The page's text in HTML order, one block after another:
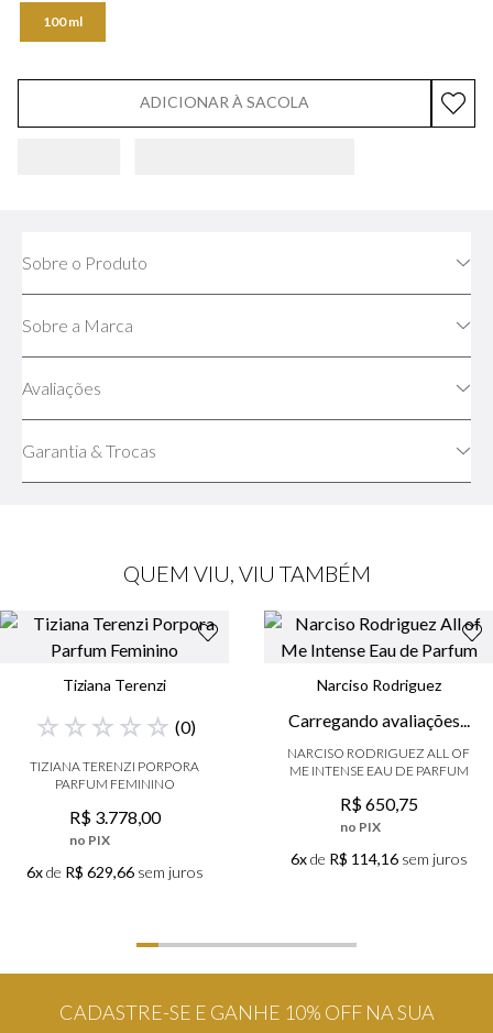
100 ml
ADICIONAR À SACOLA
Sobre o Produto
Sobre a Marca
Avaliações
Garantia & Trocas
QUEM VIU, VIU TAMBÉM
Tiziana Terenzi
☆ ☆ ☆ ☆ ☆ (0)
TIZIANA TERENZI PORPORA
PARFUM FEMININO
R$ 3.778,00
no PIX
6xde R$ 629,66sem juros
Narciso Rodriguez
Carregando avaliações...
NARCISO RODRIGUEZ ALL OF
ME INTENSE EAU DE PARFUM
R$650,75
no PIX
6xde R$ 114,16sem juros
CADASTRE-SE E GANHE 10% OFF NA SUA